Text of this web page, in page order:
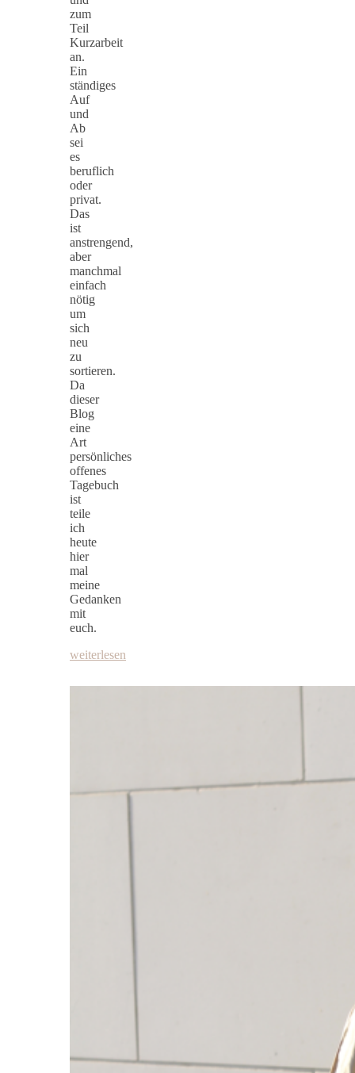
zum
Teil
Kurzarbeit
an.
Ein
ständiges
Auf
und
Ab
sei
es
beruflich
oder
privat.
Das
ist
anstrengend,
aber
manchmal
einfach
nötig
um
sich
neu
zu
sortieren.
Da
dieser
Blog
eine
Art
persönliches
offenes
Tagebuch
ist
teile
ich
heute
hier
mal
meine
Gedanken
mit
euch.
weiterlesen